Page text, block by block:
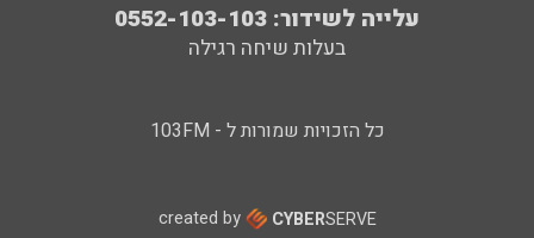
עלייה לשידור: 0552-103-103
בעלות שיחה רגילה
כל הזכויות שמורות ל - 103FM
created by CYBERSERVE